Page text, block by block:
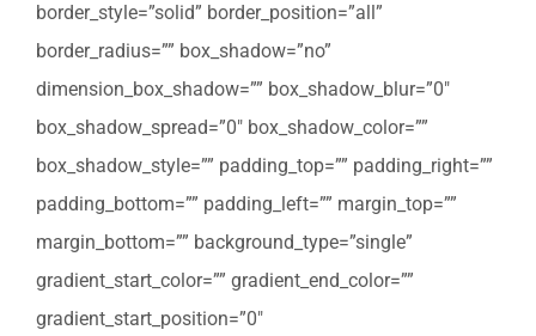
border_style=”solid” border_position=”all”
border_radius=”” box_shadow=”no”
dimension_box_shadow=”” box_shadow_blur=”0″
box_shadow_spread=”0″ box_shadow_color=””
box_shadow_style=”” padding_top=”” padding_right=””
padding_bottom=”” padding_left=”” margin_top=””
margin_bottom=”” background_type=”single”
gradient_start_color=”” gradient_end_color=””
gradient_start_position=”0″